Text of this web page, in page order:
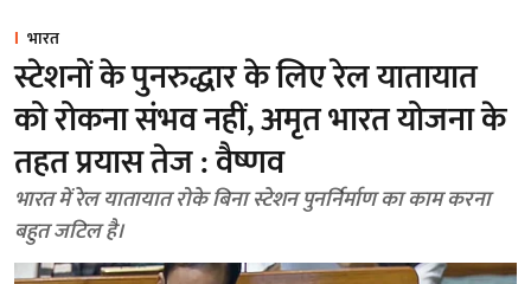
भारत
स्टेशनों के पुनरुद्धार के लिए रेल यातायात
को रोकना संभव नहीं, अमृत भारत योजना के
तहत प्रयास तेज : वैष्णव
भारत में रेल यातायात रोके बिना स्टेशन पुनर्निर्माण का काम करना
बहुत जटिल है।